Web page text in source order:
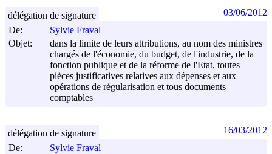
De:
Sylvie Fraval
Objet:
dans la limite de leurs attributions, au nom des ministres
chargés de l'économie, du budget, de l'industrie, de la
fonction publique et de la réforme de l'Etat, toutes
pièces justificatives relatives aux dépenses et aux
opérations de régularisation et tous documents
comptables
délégation de signature 03/06/2012
De:
Sylvie Fraval
délégation de signature 16/03/2012